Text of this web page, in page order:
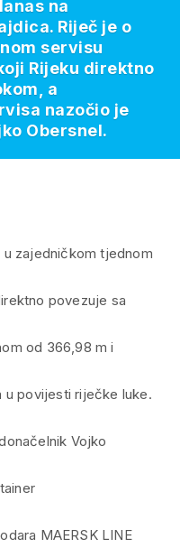
zajedničkom tjednom
povezuje sa
od 366,98 m i
u povijesti riječke luke.
Vojko
MAERSK LINE
na
Riječ je o
servisu
Rijeku direktno
a
nazočio je
Obersnel.